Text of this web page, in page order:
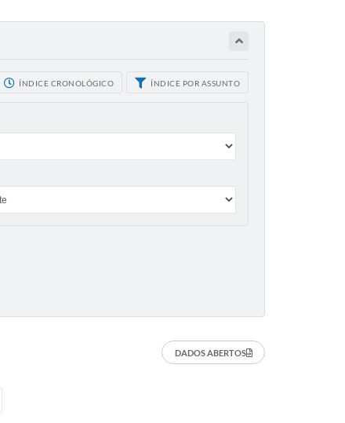
ÍNDICE CRONOLÓGICO ÍNDICE POR ASSUNTO
DADOS ABERTOS